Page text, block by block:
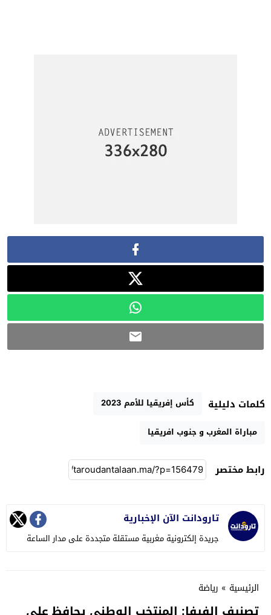
كلمات دليلية
كأس إفريقيا للأمم 2023
مباراة المغرب و جنوب افريقيا
رابط مختصر
تارودانت الآن الإخبارية
جريدة إلكترونية مغربية مستقلة متجددة على مدار الساعة
الرئيسية » رياضة